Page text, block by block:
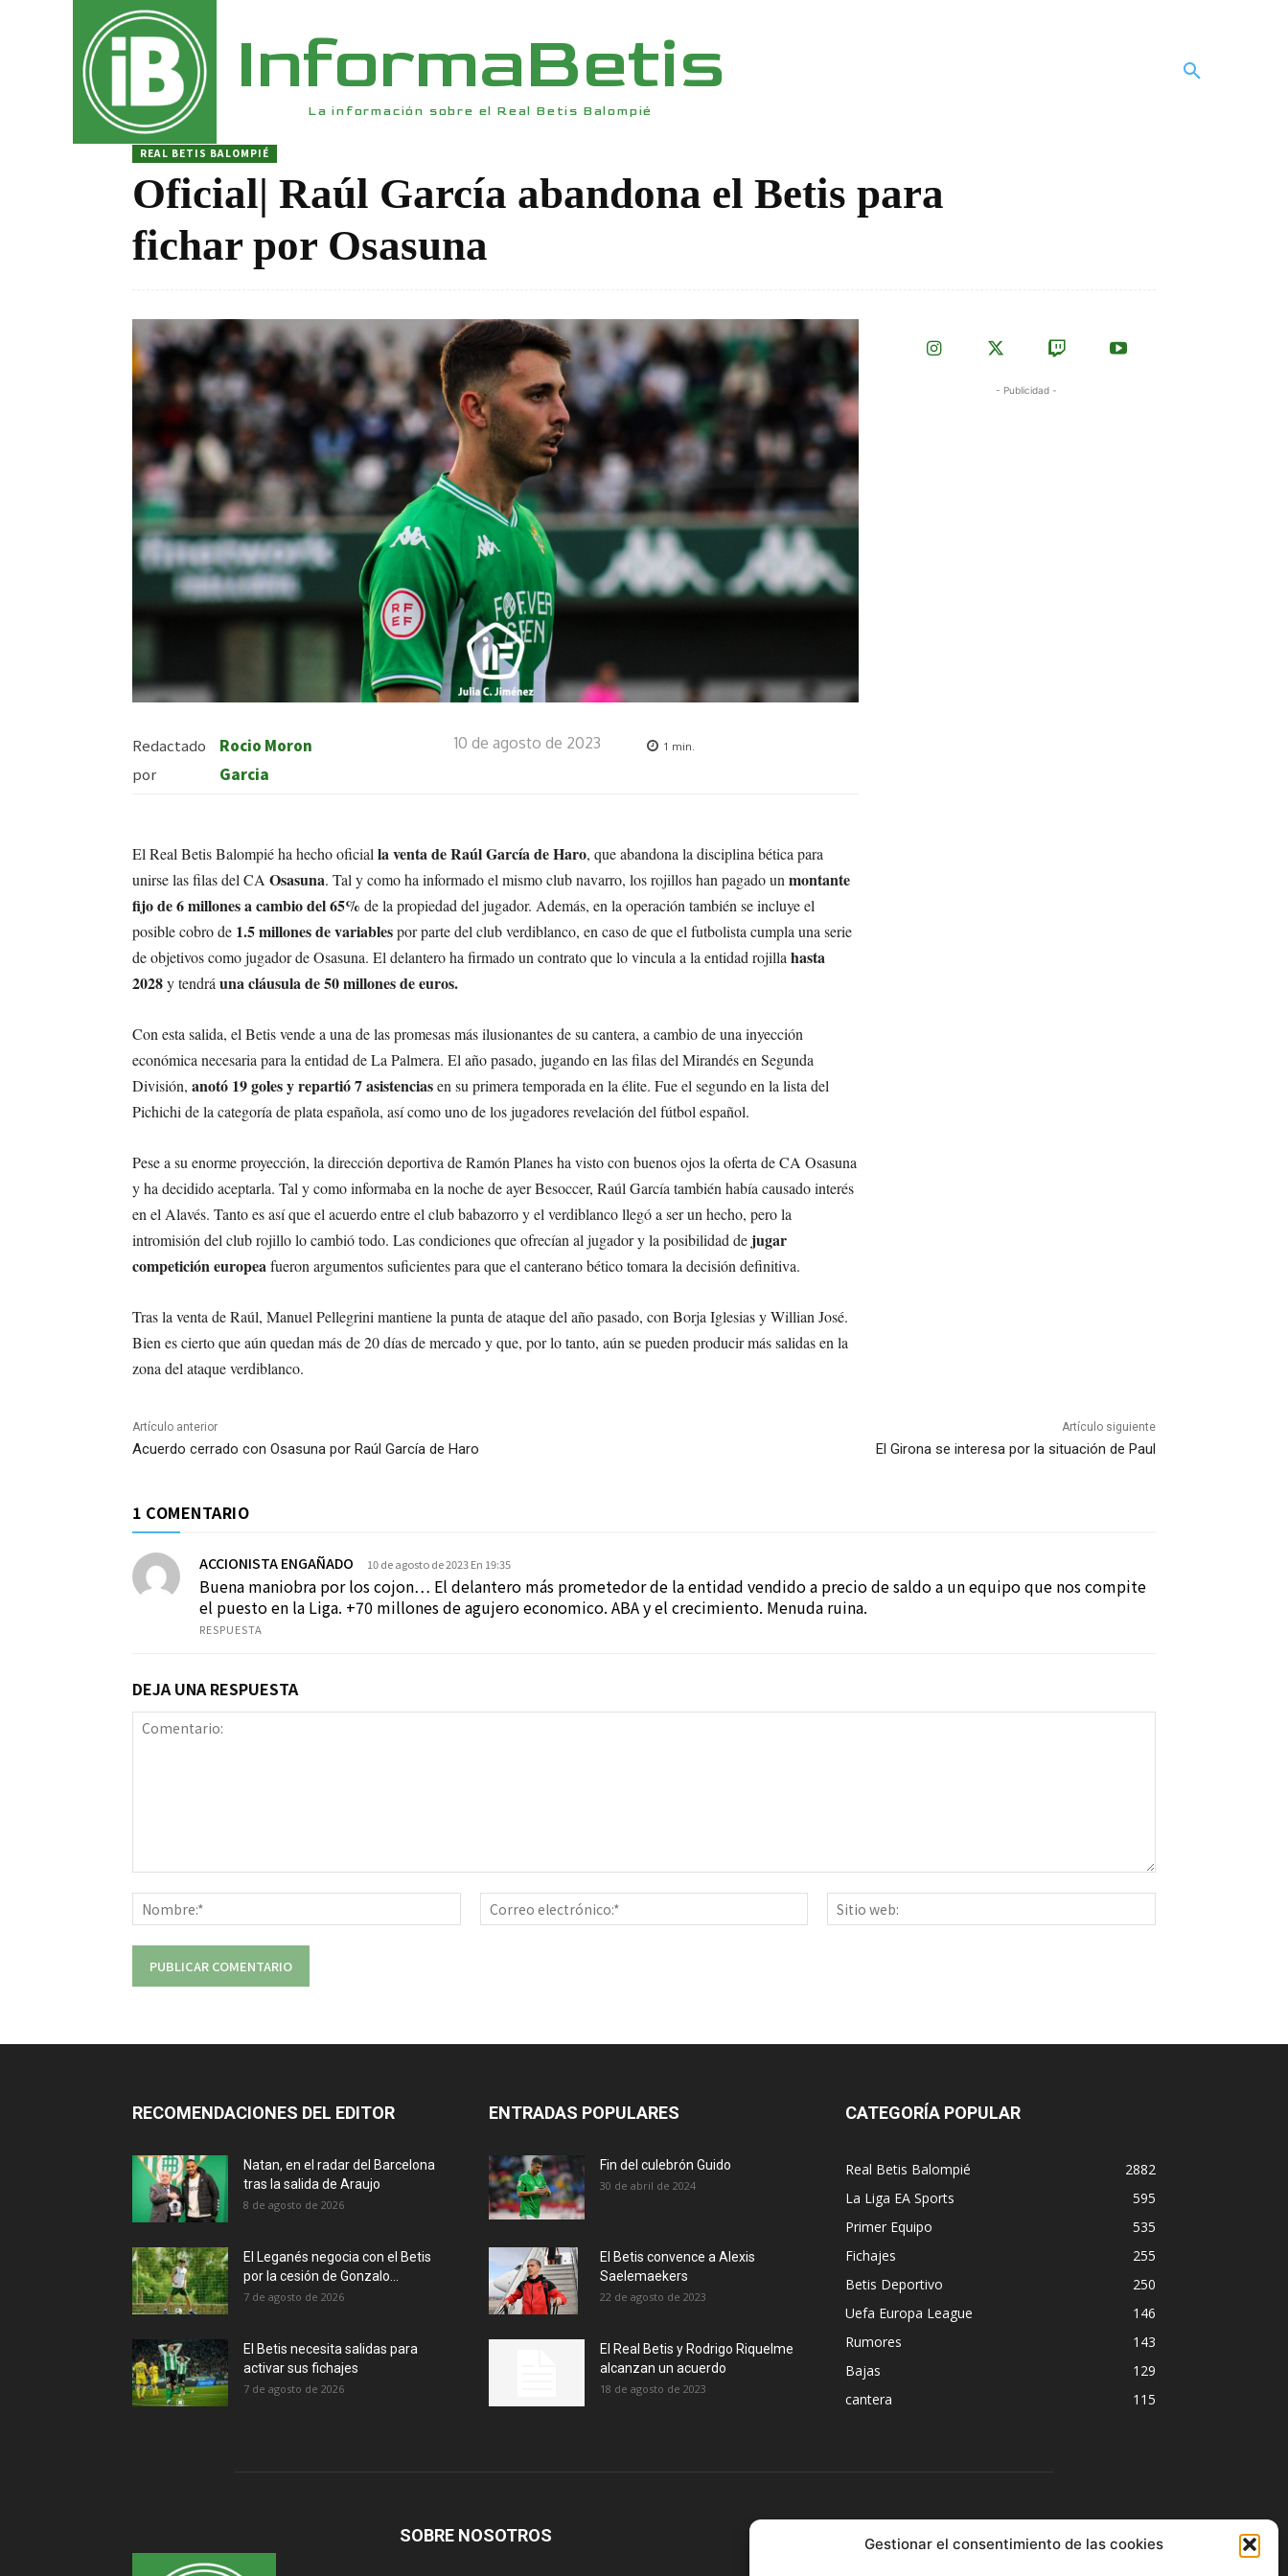
Gestionar el consentimiento de las cookies
InformaBetis
La información sobre el Real Betis Balompié
REAL BETIS BALOMPIÉ
Oficial| Raúl García abandona el Betis para
fichar por Osasuna
Redactado
por
Rocio Moron
Garcia
10 de agosto de 2023 1 min.
El Real Betis Balompié ha hecho oficialla venta de Raúl García de Haro, que abandona la disciplina bética para
unirse las filas del CA Osasuna. Tal y como ha informado el mismo club navarro, los rojillos han pagado unmontante
fijo de 6 millones a cambio del 65% de la propiedad del jugador. Además, en la operación también se incluye el
posible cobro de 1.5 millones de variablespor parte del club verdiblanco, en caso de que el futbolista cumpla una serie
de objetivos como jugador de Osasuna. El delantero ha firmado un contrato que lo vincula a la entidad rojillahasta
2028y tendráuna cláusula de 50 millones de euros.
Con esta salida, el Betis vende a una de las promesas más ilusionantes de su cantera, a cambio de una inyección
económica necesaria para la entidad de La Palmera. El año pasado, jugando en las filas del Mirandés en Segunda
División, anotó 19 goles y repartió 7 asistenciasen su primera temporada en la élite. Fue el segundo en la lista del
Pichichi de la categoría de plata española, así como uno de los jugadores revelación del fútbol español.
Pese a su enorme proyección, la dirección deportiva de Ramón Planes ha visto con buenos ojos la oferta de CA Osasuna
y ha decidido aceptarla. Tal y como informaba en la noche de ayer Besoccer, Raúl García también había causado interés
en el Alavés. Tanto es así que el acuerdo entre el club babazorro y el verdiblanco llegó a ser un hecho, pero la
intromisión del club rojillo lo cambió todo. Las condiciones que ofrecían al jugador y la posibilidad de jugar
competición europeafueron argumentos suficientes para que el canterano bético tomara la decisión definitiva.
Tras la venta de Raúl, Manuel Pellegrini mantiene la punta de ataque del año pasado, con Borja Iglesias y Willian José.
Bien es cierto que aún quedan más de 20 días de mercado y que, por lo tanto, aún se pueden producir más salidas en la
zona del ataque verdiblanco.
- Publicidad -
Artículo anterior
Acuerdo cerrado con Osasuna por Raúl García de Haro
Artículo siguiente
El Girona se interesa por la situación de Paul
1 COMENTARIO
ACCIONISTA ENGAÑADO 10 de agosto de 2023 En 19:35
Buena maniobra por los cojon… El delantero más prometedor de la entidad vendido a precio de saldo a un equipo que nos compite
el puesto en la Liga. +70 millones de agujero economico. ABA y el crecimiento. Menuda ruina.
RESPUESTA
DEJA UNA RESPUESTA
Nombre:*
Correo
electrónico:*
web:
RECOMENDACIONES DEL EDITOR
Natan, en el radar del Barcelona
tras la salida de Araujo
8 de agosto de 2026
El Leganés negocia con el Betis
por la cesión de Gonzalo...
7 de agosto de 2026
El Betis necesita salidas para
activar sus fichajes
7 de agosto de 2026
ENTRADAS POPULARES
Fin del culebrón Guido
30 de abril de 2024
El Betis convence a Alexis
Saelemaekers
22 de agosto de 2023
El Real Betis y Rodrigo Riquelme
alcanzan un acuerdo
18 de agosto de 2023
CATEGORÍA POPULAR
Real Betis Balompié
2882
La Liga EA Sports
595
Primer Equipo
535
Fichajes
255
Betis Deportivo
250
Uefa Europa League
146
Rumores
143
Bajas
129
cantera
115
SOBRE NOSOTROS SÍGUENOS